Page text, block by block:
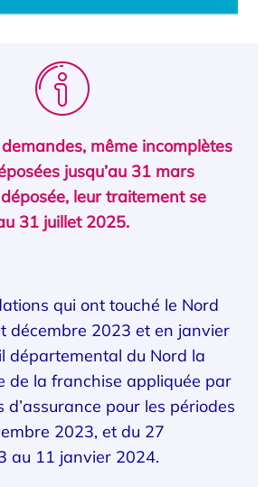
même incomplètes
jusqu’au 31 mars
leur traitement se
31 juillet 2025.
qui ont touché le Nord
décembre 2023 et en janvier
départemental du Nord la
de la franchise appliquée par
d’assurance pour les périodes
2023, et du 27
au 11 janvier 2024.